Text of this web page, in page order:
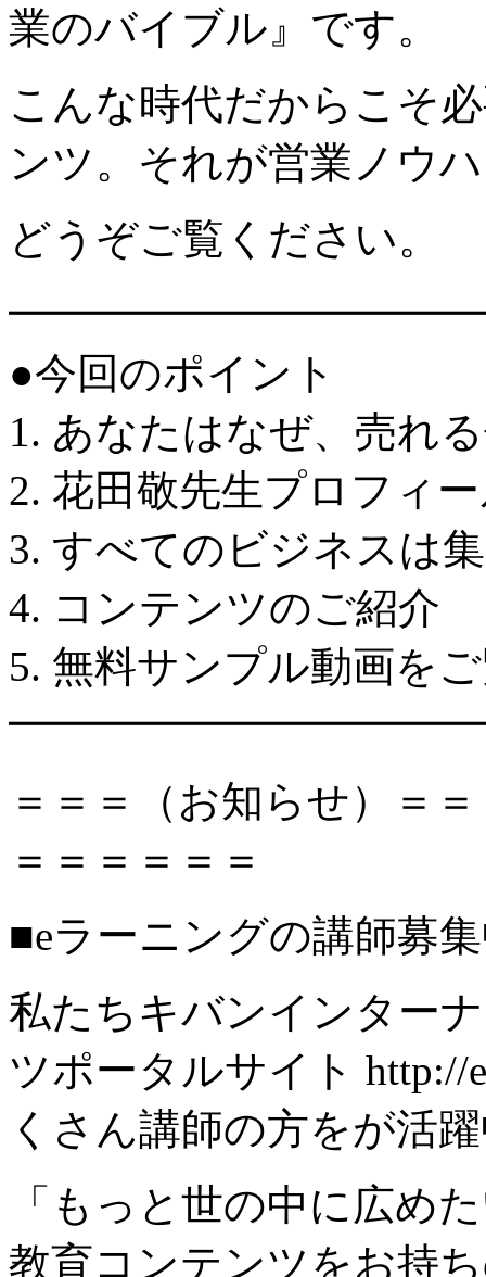
業のバイブル』です。
こんな時代だからこそ
ンツ。それが営業ノウ
どうぞご覧ください。
●今回のポイント
1. あなたはなぜ、売れ
2. 花田敬先生プロフィ
3. すべてのビジネスは
4. コンテンツのご紹介
5. 無料サンプル動画を
＝＝＝（お知らせ）＝
＝＝＝＝＝＝
■eラーニングの講師募
私たちキバンインター
ツポータルサイト http://
くさん講師の方をが活
「もっと世の中に広め
教育コンテンツをお持